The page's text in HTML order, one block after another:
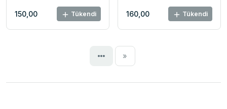
150,00 Tükendi 160,00 Tükendi
»